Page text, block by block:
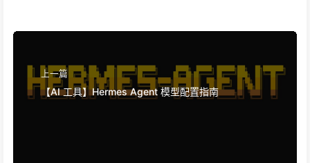
上一篇
【AI 工具】Hermes Agent 模型配置指南